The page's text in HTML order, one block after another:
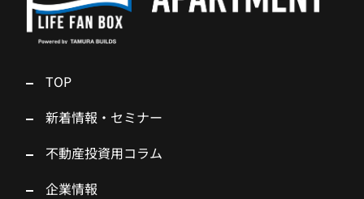
TOP
新着情報・セミナー
不動産投資用コラム
企業情報